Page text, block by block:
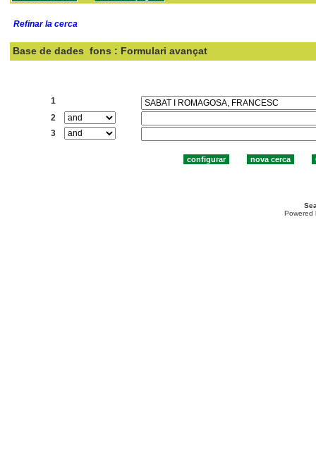
Refinar la cerca
Base de dades fons : Formulari avançat
1
2
3
Powered